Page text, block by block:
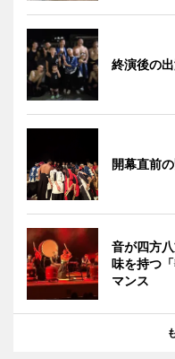
終演後の
開幕直前
音が四方
味を持つ
マンス